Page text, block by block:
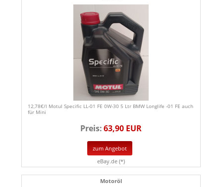
12,78€/l Motul Specific LL-01 FE 0W-30 5 Ltr BMW Longlife -01 FE auch
für Mini
Preis:63,90 EUR
zum Angebot
eBay.de (*)
Motoröl